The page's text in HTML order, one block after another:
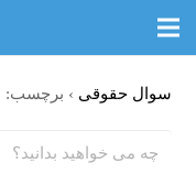
سوال حقوقی › برچسب: